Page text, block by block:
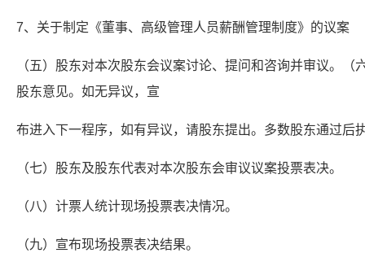
7、关于制定《董事、高级管理人员薪酬管理制度》的议案
（五）股东对本次股东会议案讨论、提问和咨询并审议。（
股东意见。如无异议，宣
布进入下一程序，如有异议，请股东提出。多数股东通过后
（七）股东及股东代表对本次股东会审议议案投票表决。
（八）计票人统计现场投票表决情况。
（九）宣布现场投票表决结果。